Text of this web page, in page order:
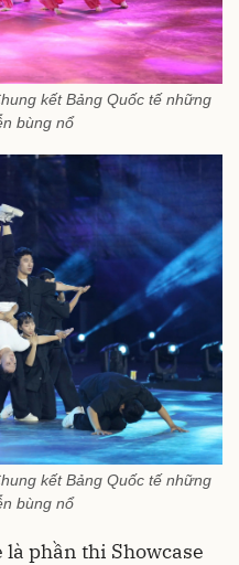
kết Bảng Quốc tế những
bùng nổ
kết Bảng Quốc tế những
bùng nổ
phần thi Showcase